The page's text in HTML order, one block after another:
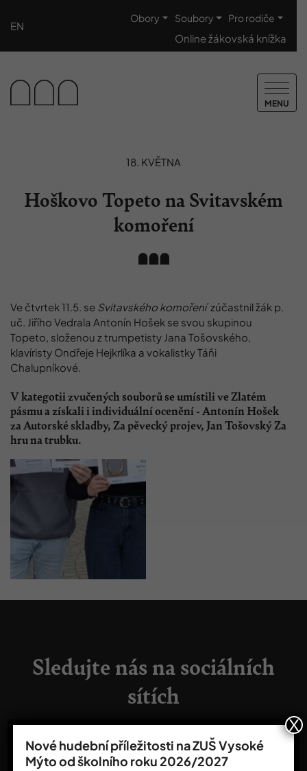
EN
Obory Soubory Pro rodiče
Online žákovská knížka
MENU
18. KVĚTNA
Hoškovo Topeto na Svitavském
komoření
Ve čtvrtek 11.5. se Svitavského komořenízúčastnil žák p.
uč. Jiřího Vedrala Antonín Hošek se svou skupinou
Topeto, složenou z trumpetisty Jana Tošovského,
klavíristy Ondřeje Hejkrlíka a vokalistky Táňi
Chalupníkové.
V kategotii zvučených souborů se umístili ve Zlatém
pásmu a získali i individuální ocenění - Antonín Hošek
za Autorské skladby, Za pěvecký projev, Jan Tošovský Za
hru na trubku.
Sledujte nás na sociálních
sítích
Nové hudební příležitosti na ZUŠ Vysoké
Mýto od školního roku 2026/2027
X